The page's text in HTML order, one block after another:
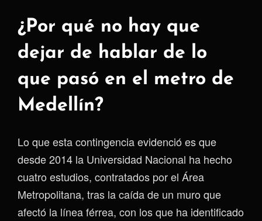
¿Por qué no hay que
dejar de hablar de lo
que pasó en el metro de
Medellín?
Lo que esta contingencia evidenció es que
desde 2014 la Universidad Nacional ha hecho
cuatro estudios, contratados por el Área
Metropolitana, tras la caída de un muro que
afectó la línea férrea, con los que ha identificado